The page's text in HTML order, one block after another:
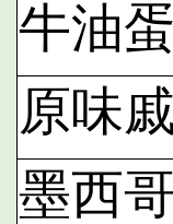
牛油
原味
墨西